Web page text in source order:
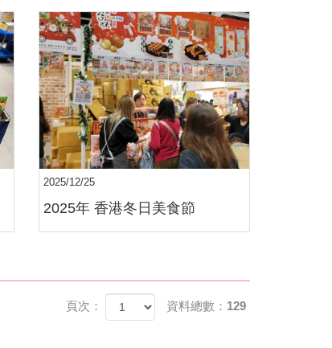
2025/12/25
2025年 香港冬日美食節
頁次： 資料總數：129